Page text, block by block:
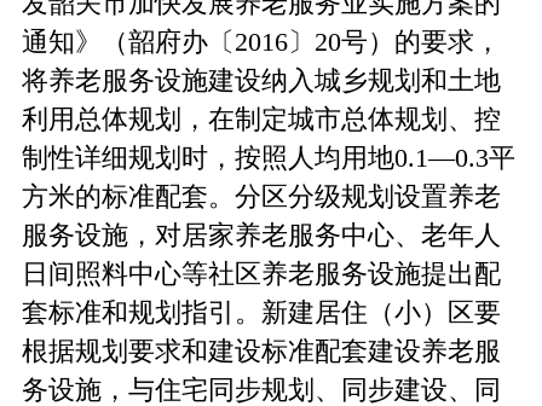
通知》（韶府办〔2016〕20号）的要求，
将养老服务设施建设纳入城乡规划和土地
利用总体规划，在制定城市总体规划、控
制性详细规划时，按照人均用地0.1—0.3平
方米的标准配套。分区分级规划设置养老
服务设施，对居家养老服务中心、老年人
日间照料中心等社区养老服务设施提出配
套标准和规划指引。新建居住（小）区要
根据规划要求和建设标准配套建设养老服
务设施，与住宅同步规划、同步建设、同